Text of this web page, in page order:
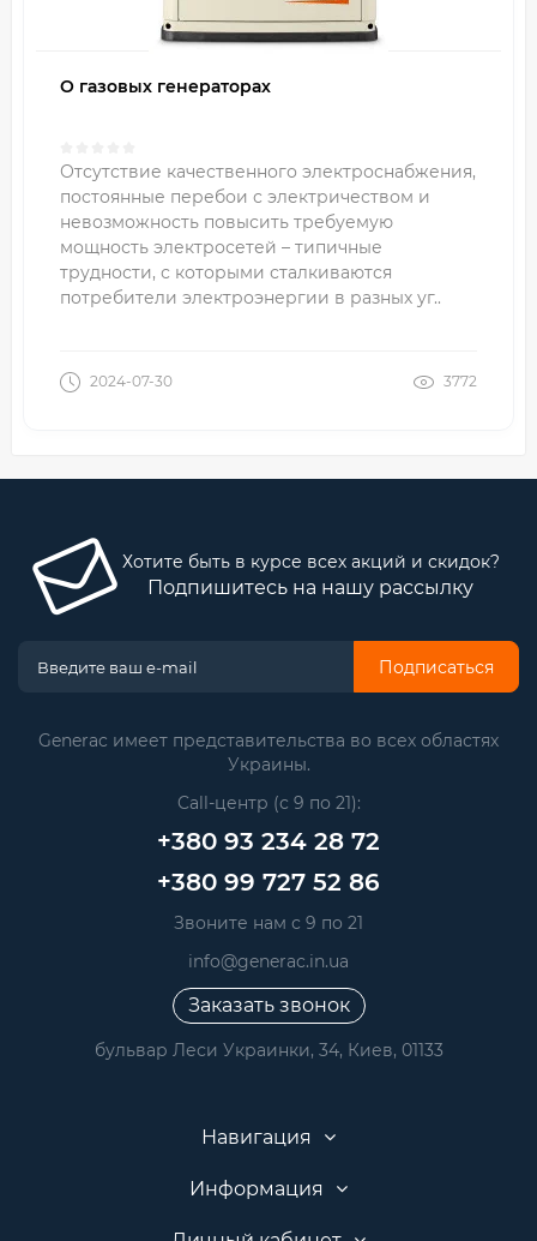
О газовых генераторах
Отсутствие качественного электроснабжения,
постоянные перебои с электричеством и
невозможность повысить требуемую
мощность электросетей – типичные
трудности, с которыми сталкиваются
потребители электроэнергии в разных уг..
2024-07-30 3772
Хотите быть в курсе всех акций и скидок?
Подпишитесь на нашу рассылку
Подписаться
Generac имеет представительства во всех областях
Украины.
Call-центр (с 9 по 21):
+380 93 234 28 72
+380 99 727 52 86
Звоните нам с 9 по 21
info@generac.in.ua
Заказать звонок
бульвар Леси Украинки, 34, Киев, 01133
Навигация
Информация